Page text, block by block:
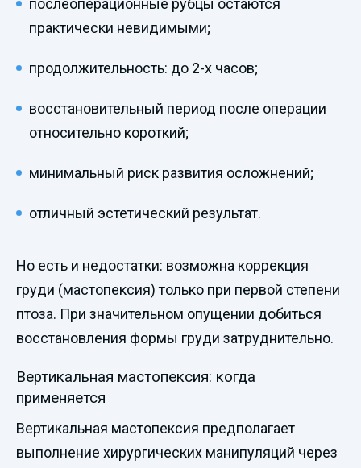
послеоперационные рубцы остаются
практически невидимыми;
продолжительность: до 2-х часов;
восстановительный период после операции
относительно короткий;
минимальный риск развития осложнений;
отличный эстетический результат.
Но есть и недостатки: возможна коррекция
груди (мастопексия) только при первой степени
птоза. При значительном опущении добиться
восстановления формы груди затруднительно.
Вертикальная мастопексия: когда
применяется
Вертикальная мастопексия предполагает
выполнение хирургических манипуляций через